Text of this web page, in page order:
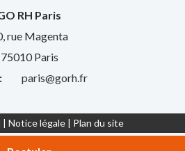
RH Paris
rue Magenta
75010 Paris
paris@gorh.fr
| Notice légale | Plan du site